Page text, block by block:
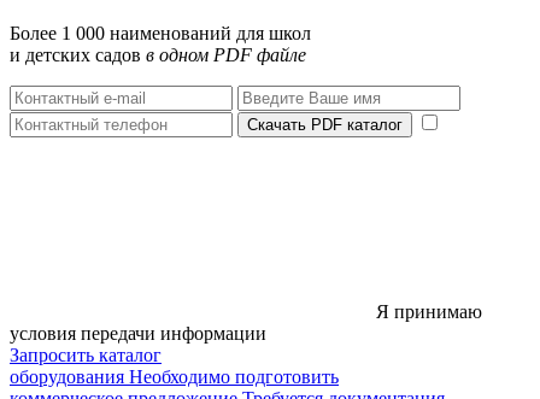
Более 1 000 наименований для школ
и детских садов в одном PDF файле
Скачать PDF каталог
Я принимаю
условия передачи информации
Запросить каталог
оборудования Необходимо подготовить